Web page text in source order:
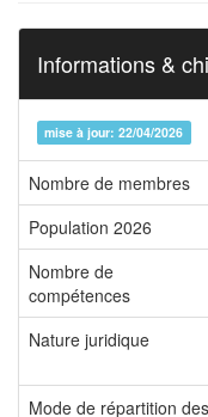
Informations &
mise à jour: 22/04/2026
Nombre de membres
Population 2026
Nombre de
compétences
Nature juridique
Mode de répartition des